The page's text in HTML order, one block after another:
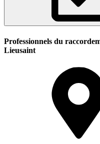
Professionnels du
Lieusaint